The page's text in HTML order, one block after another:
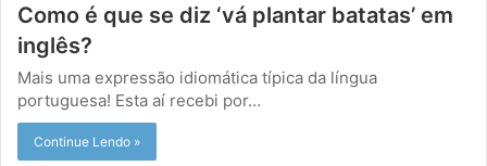
Como é que se diz ‘vá plantar batatas’ em
inglês?
Mais uma expressão idiomática típica da língua
portuguesa! Esta aí recebi por…
Continue Lendo »